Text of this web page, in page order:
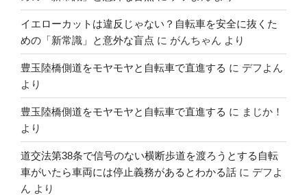
イエローカットは違反じゃない？自転車を安全に抜くた
めの「新常識」と意外な盲点 に がんちゃん より
豊玉陸橋側道をモヤモヤと自転車で直進する に デフよん
より
豊玉陸橋側道をモヤモヤと自転車で直進する に まじか！
より
道交法第38条で信号のない横断歩道を渡ろうとする自転
車がいたら車両には停止義務があるとわかる話 に デフよ
ん より